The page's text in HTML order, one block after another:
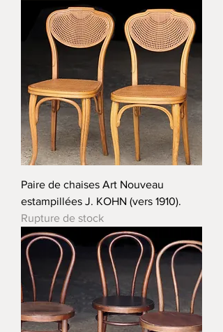
Paire de chaises Art Nouveau
estampillées J. KOHN (vers 1910).
Rupture de stock